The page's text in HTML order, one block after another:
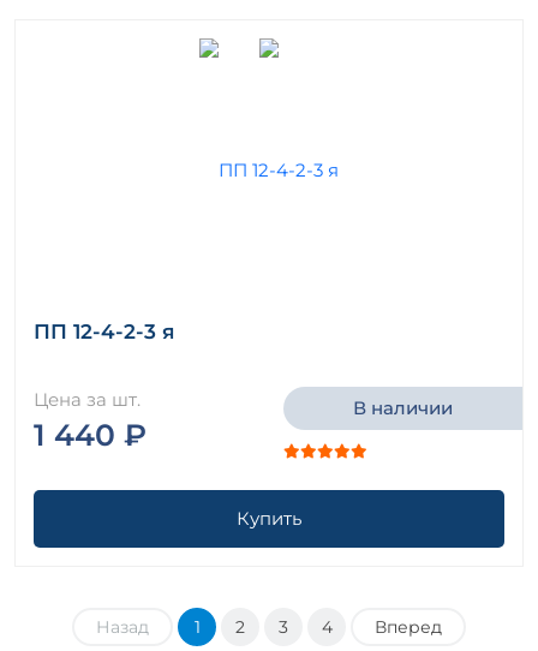
ПП 12-4-2-3 я
Цена за шт.
1 440 ₽
В наличии
Купить
Назад 1 2 3 4 Вперед